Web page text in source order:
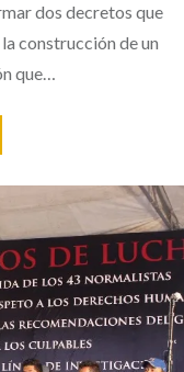
dos decretos que
construcción de un
que…